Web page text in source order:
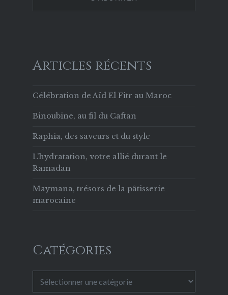
Facebook
Articles récents
Célébration de Aïd El Fitr au Maroc
Binoubine, au fil du Caftan
Raphia, des saveurs et du style
L’hydratation, votre allié durant le
Ramadan
Maymana, trésors de la pâtisserie
marocaine
Catégories